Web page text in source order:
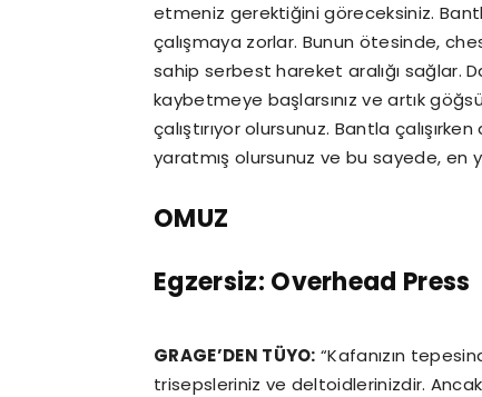
etmeniz gerektiğini göreceksiniz.
çalışmaya zorlar. Bunun ötesinde,
sahip serbest hareket aralığı sağlar.
kaybetmeye başlarsınız ve artık
çalıştırıyor olursunuz. Bantla
yaratmış olursunuz ve bu sayede, en
OMUZ
Egzersiz: Overhead Press
GRAGE’DEN TÜYO: “Kafanızın
trisepsleriniz ve deltoidlerinizdir.